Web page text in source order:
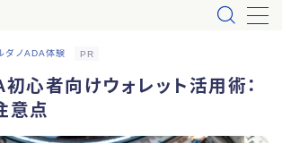
門
ダノADA体験 PR
心者向けウォレット活用術：
意点